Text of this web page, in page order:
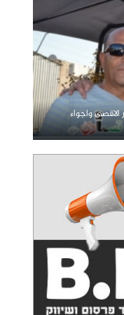
الاقصى واجواء